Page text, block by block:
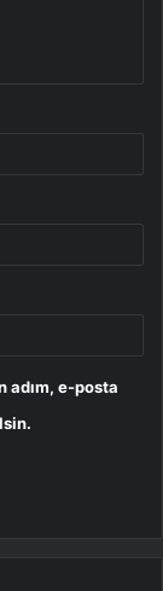
adım, e-posta